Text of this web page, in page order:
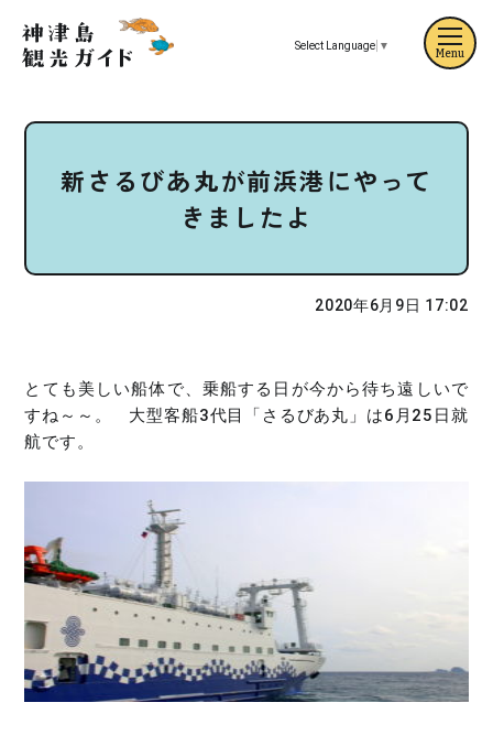
Select Language ▼
新さるびあ丸が前浜港にやって
きましたよ
2020年6月9日 17:02
とても美しい船体で、乗船する日が今から待ち遠しいで
すね～～。 大型客船3代目「さるびあ丸」は6月25日就
航です。
Menu